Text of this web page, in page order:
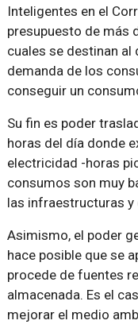
Inteligentes en el
presupuesto de más
cuales se destinan
demanda de los
conseguir un
Su fin es poder
horas del día donde
electricidad -horas
consumos son muy
las infraestructuras
Asimismo, el poder
hace posible que se
procede de fuentes
almacenada. Es el
mejorar el medio